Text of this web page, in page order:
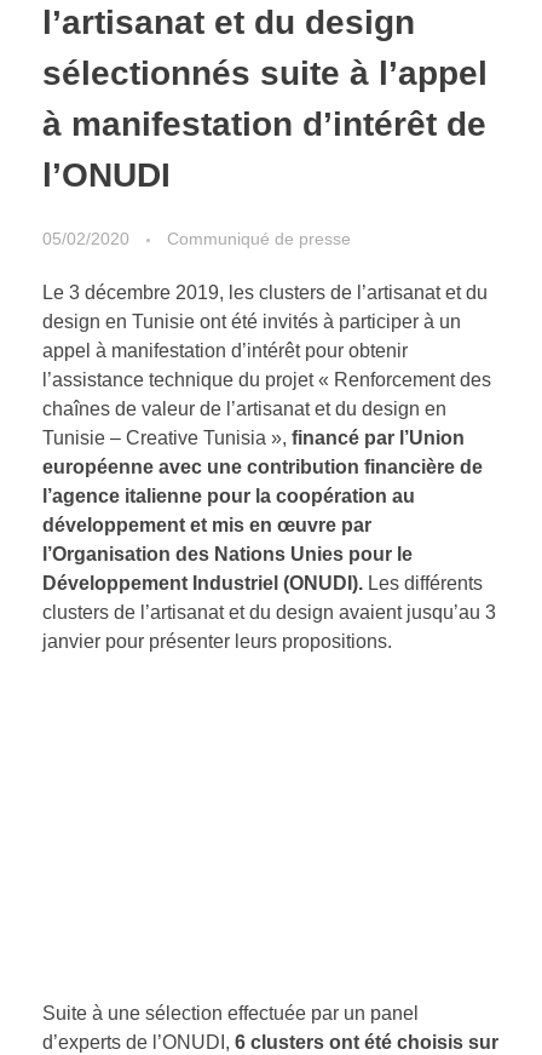
l’artisanat et du design
sélectionnés suite à l’appel
à manifestation d’intérêt de
l’ONUDI
05/02/2020 Communiqué de presse
Le 3 décembre 2019, les clusters de l’artisanat et du
design en Tunisie ont été invités à participer à un
appel à manifestation d’intérêt pour obtenir
l’assistance technique du projet « Renforcement des
chaînes de valeur de l’artisanat et du design en
Tunisie – Creative Tunisia », financé par l’Union
européenne avec une contribution financière de
l’agence italienne pour la coopération au
développement et mis en œuvre par
l’Organisation des Nations Unies pour le
Développement Industriel (ONUDI). Les différents
clusters de l’artisanat et du design avaient jusqu’au 3
janvier pour présenter leurs propositions.
Suite à une sélection effectuée par un panel
d’experts de l’ONUDI, 6 clusters ont été choisis sur